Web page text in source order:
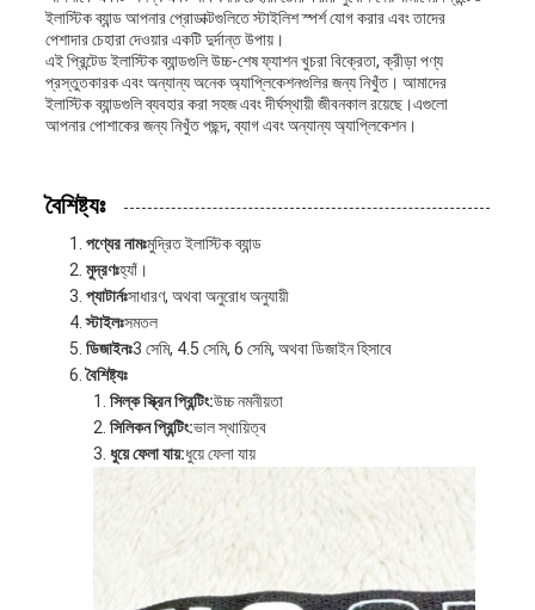
ইলাস্টিক ব্যান্ড আপনার প্রোডাক্টগুলিতে স্টাইলিশ স্পর্শ যোগ করার এবং তাদের
পেশাদার চেহারা দেওয়ার একটি দুর্দান্ত উপায়।
এই প্রিন্টেড ইলাস্টিক ব্যান্ডগুলি উচ্চ-শেষ ফ্যাশন খুচরা বিক্রেতা, ক্রীড়া পণ্য
প্রস্তুতকারক এবং অন্যান্য অনেক অ্যাপ্লিকেশনগুলির জন্য নিখুঁত। আমাদের
ইলাস্টিক ব্যান্ডগুলি ব্যবহার করা সহজ এবং দীর্ঘস্থায়ী জীবনকাল রয়েছে।এগুলো
আপনার পোশাকের জন্য নিখুঁত পছন্দ, ব্যাগ এবং অন্যান্য অ্যাপ্লিকেশন।
বৈশিষ্ট্যঃ
পণ্যের নামঃমুদ্রিত ইলাস্টিক ব্যান্ড
মুদ্রণঃহ্যাঁ।
প্যাটার্নঃসাধারণ, অথবা অনুরোধ অনুযায়ী
স্টাইলঃসমতল
ডিজাইনঃ3 সেমি, 4.5 সেমি, 6 সেমি, অথবা ডিজাইন হিসাবে
বৈশিষ্ট্যঃ
সিল্ক স্ক্রিন প্রিন্টিং:উচ্চ নমনীয়তা
সিলিকন প্রিন্টিং:ভাল স্থায়িত্ব
ধুয়ে ফেলা যায়:ধুয়ে ফেলা যায়